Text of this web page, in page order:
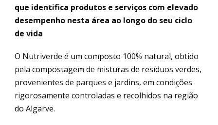
que identifica produtos e serviços com elevado
desempenho nesta área ao longo do seu ciclo
de vida
O Nutriverde é um composto 100% natural, obtido
pela compostagem de misturas de resíduos verdes,
provenientes de parques e jardins, em condições
rigorosamente controladas e recolhidos na região
do Algarve.